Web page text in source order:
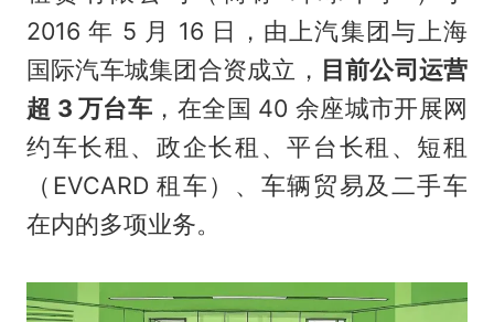
2016 年 5 月 16 日，由上汽集团与上海
国际汽车城集团合资成立， 目前公司运营
超 3 万台车 ，在全国 40 余座城市开展网
约车长租、政企长租、平台长租、短租
（EVCARD 租车）、车辆贸易及二手车
在内的多项业务。